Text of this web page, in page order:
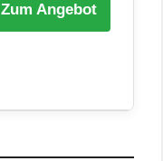
Zum Angebot